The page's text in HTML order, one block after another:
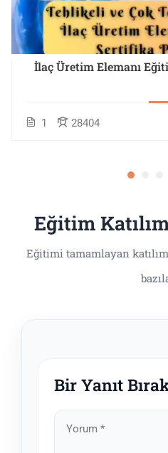
İlaç Üretim Elemanı
1 28404
Eğitim
Bir Yanıt